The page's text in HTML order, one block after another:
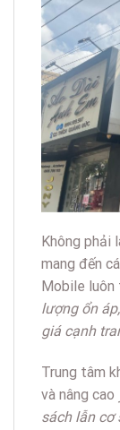
Không phải
mang đến
Mobile
lượng ổn
giá cạnh
Trung tâm
và nâng cao
sách lẫn cơ